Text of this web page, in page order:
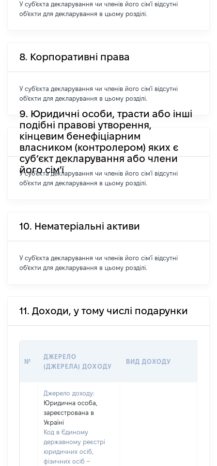
У суб'єкта декларування чи членів його сім'ї відсутні
об'єкти для декларування в цьому розділі.
8. Корпоративні права
У суб'єкта декларування чи членів його сім'ї відсутні
об'єкти для декларування в цьому розділі.
9. Юридичні особи, трасти або інші
подібні правові утворення,
кінцевим бенефіціарним
власником (контролером) яких є
суб’єкт декларування або члени
його сім'ї
У суб'єкта декларування чи членів його сім'ї відсутні
об'єкти для декларування в цьому розділі.
10. Нематеріальні активи
У суб'єкта декларування чи членів його сім'ї відсутні
об'єкти для декларування в цьому розділі.
11. Доходи, у тому числі подарунки
№
ДЖЕРЕЛО
(ДЖЕРЕЛА) ДОХОДУ
ВИД ДОХОДУ
Джерело доходу:
Юридична особа,
зареєстрована в
Україні
Код в Єдиному
державному реєстрі
юридичних осіб,
фізичних осіб –